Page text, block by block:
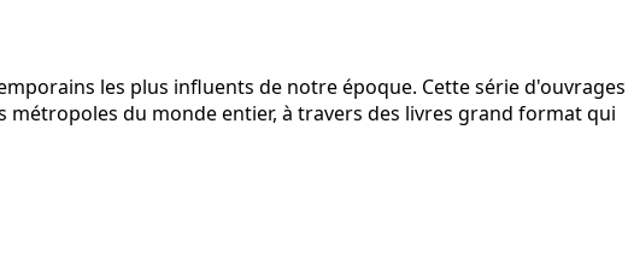
les plus influents de notre époque. Cette série d'ouvrages
du monde entier, à travers des livres grand format qui